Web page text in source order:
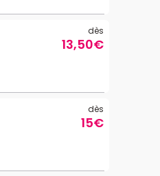
dès
13,50€
dès
15€